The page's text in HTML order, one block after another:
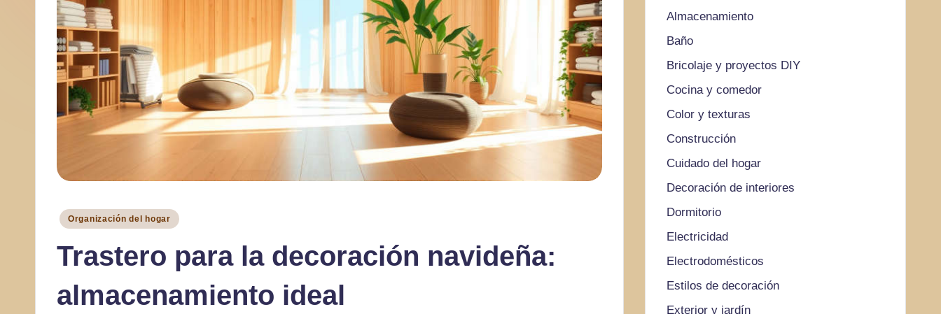
Publicado
Organización del hogar
Trastero para la decoración navideña:
almacenamiento ideal
Almacenamiento
Baño
Bricolaje y proyectos DIY
Cocina y comedor
Color y texturas
Construcción
Cuidado del hogar
Decoración de interiores
Dormitorio
Electricidad
Electrodomésticos
Estilos de decoración
Exterior y jardín